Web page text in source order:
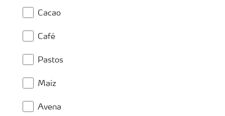
Cacao
Café
Pastos
Maíz
Avena